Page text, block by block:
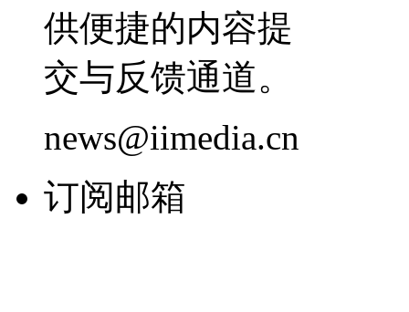
供便捷的内容提
交与反馈通道。
news@iimedia.cn
订阅邮箱